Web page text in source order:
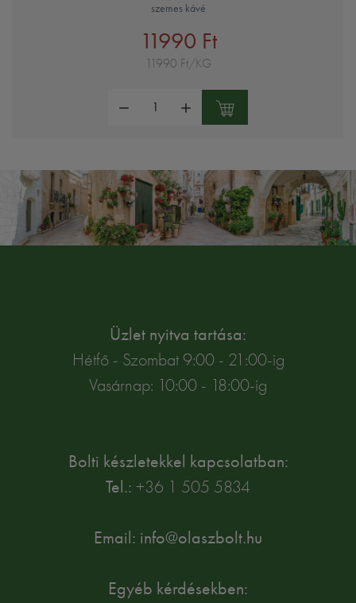
szemes kávé
11990 Ft
11990 Ft/KG
Üzlet nyitva tartása:
Hétfő - Szombat 9:00 - 21:00-ig
Vasárnap: 10:00 - 18:00-ig
Bolti készletekkel kapcsolatban:
Tel.: +36 1 505 5834
Email: info@olaszbolt.hu
Egyéb kérdésekben: